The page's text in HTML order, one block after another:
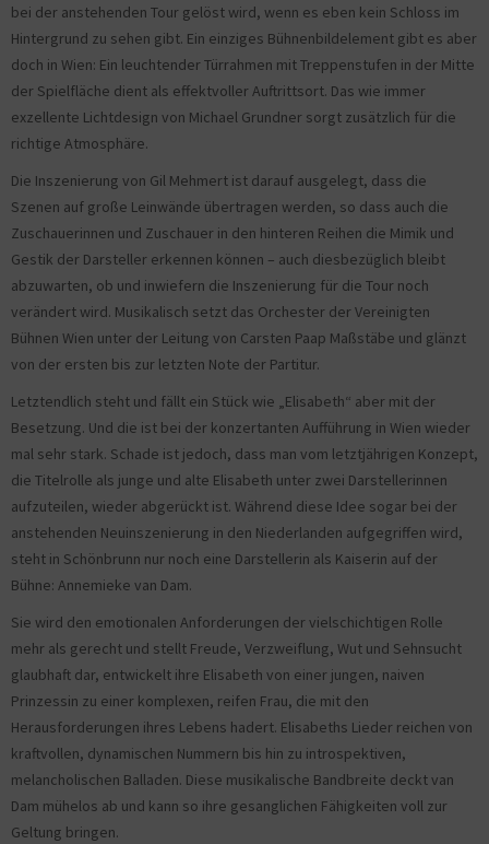
bei der anstehenden Tour gelöst wird, wenn es eben kein Schloss im
Hintergrund zu sehen gibt. Ein einziges Bühnenbildelement gibt es aber
doch in Wien: Ein leuchtender Türrahmen mit Treppenstufen in der Mitte
der Spielfläche dient als effektvoller Auftrittsort. Das wie immer
exzellente Lichtdesign von Michael Grundner sorgt zusätzlich für die
richtige Atmosphäre.
Die Inszenierung von Gil Mehmert ist darauf ausgelegt, dass die
Szenen auf große Leinwände übertragen werden, so dass auch die
Zuschauerinnen und Zuschauer in den hinteren Reihen die Mimik und
Gestik der Darsteller erkennen können – auch diesbezüglich bleibt
abzuwarten, ob und inwiefern die Inszenierung für die Tour noch
verändert wird. Musikalisch setzt das Orchester der Vereinigten
Bühnen Wien unter der Leitung von Carsten Paap Maßstäbe und glänzt
von der ersten bis zur letzten Note der Partitur.
Letztendlich steht und fällt ein Stück wie „Elisabeth“ aber mit der
Besetzung. Und die ist bei der konzertanten Aufführung in Wien wieder
mal sehr stark. Schade ist jedoch, dass man vom letztjährigen Konzept,
die Titelrolle als junge und alte Elisabeth unter zwei Darstellerinnen
aufzuteilen, wieder abgerückt ist. Während diese Idee sogar bei der
anstehenden Neuinszenierung in den Niederlanden aufgegriffen wird,
steht in Schönbrunn nur noch eine Darstellerin als Kaiserin auf der
Bühne: Annemieke van Dam.
Sie wird den emotionalen Anforderungen der vielschichtigen Rolle
mehr als gerecht und stellt Freude, Verzweiflung, Wut und Sehnsucht
glaubhaft dar, entwickelt ihre Elisabeth von einer jungen, naiven
Prinzessin zu einer komplexen, reifen Frau, die mit den
Herausforderungen ihres Lebens hadert. Elisabeths Lieder reichen von
kraftvollen, dynamischen Nummern bis hin zu introspektiven,
melancholischen Balladen. Diese musikalische Bandbreite deckt van
Dam mühelos ab und kann so ihre gesanglichen Fähigkeiten voll zur
Geltung bringen.